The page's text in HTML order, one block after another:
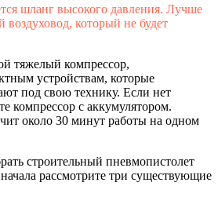
шланг высокого давления. Лучше
который не будет
тяжелый компрессор,
устройствам, которые
под свою технику. Если нет
компрессор с аккумулятором.
около 30 минут работы на одном
строительный пневмопистолет
рассмотрите три существующие